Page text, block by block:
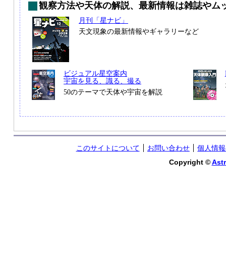
観察方法や天体の解説、最新情報は雑誌やム
月刊「星ナビ」
天文現象の最新情報やギャラリーなど
ビジュアル星空案内
宇宙を見る、識る、撮る
50のテーマで天体や宇宙を解説
このサイトについて お問い合わせ
個人情
Copyright ©